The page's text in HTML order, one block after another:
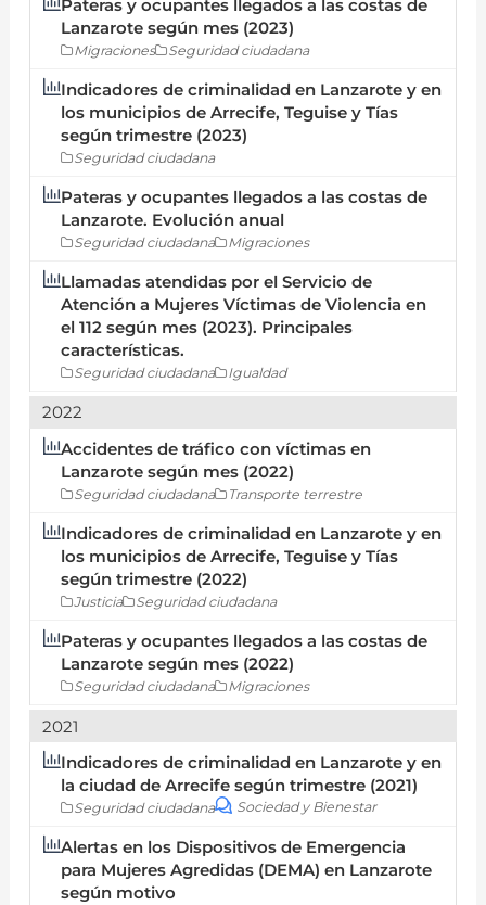
Pateras y ocupantes llegados a las costas de
Lanzarote según mes (2023)
Migraciones Seguridad ciudadana
Indicadores de criminalidad en Lanzarote y en
los municipios de Arrecife, Teguise y Tías
según trimestre (2023)
Seguridad ciudadana
Pateras y ocupantes llegados a las costas de
Lanzarote. Evolución anual
Seguridad ciudadana Migraciones
Llamadas atendidas por el Servicio de
Atención a Mujeres Víctimas de Violencia en
el 112 según mes (2023). Principales
características.
Seguridad ciudadana Igualdad
2022
Accidentes de tráfico con víctimas en
Lanzarote según mes (2022)
Seguridad ciudadana Transporte terrestre
Indicadores de criminalidad en Lanzarote y en
los municipios de Arrecife, Teguise y Tías
según trimestre (2022)
Justicia Seguridad ciudadana
Pateras y ocupantes llegados a las costas de
Lanzarote según mes (2022)
Seguridad ciudadana Migraciones
2021
Indicadores de criminalidad en Lanzarote y en
la ciudad de Arrecife según trimestre (2021)
Seguridad ciudadana Sociedad y Bienestar
Alertas en los Dispositivos de Emergencia
para Mujeres Agredidas (DEMA) en Lanzarote
según motivo